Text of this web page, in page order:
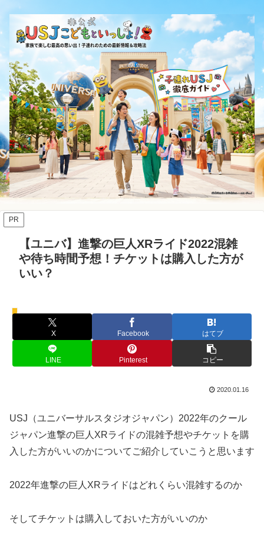
PR
【ユニバ】進撃の巨人XRライド2022混雑
や待ち時間予想！チケットは購入した方が
いい？
クールジャパン
X Facebook はてブ
LINE Pinterest コピー
2020.01.16
USJ（ユニバーサルスタジオジャパン）2022年のクール
ジャパン進撃の巨人XRライドの混雑予想やチケットを購
入した方がいいのかについてご紹介していこうと思います
2022年進撃の巨人XRライドはどれくらい混雑するのか
そしてチケットは購入しておいた方がいいのか